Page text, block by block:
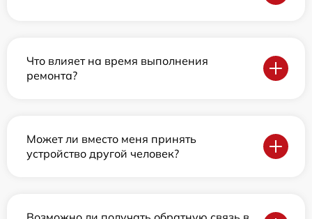
Что влияет на время выполнения
ремонта?
Может ли вместо меня принять
устройство другой человек?